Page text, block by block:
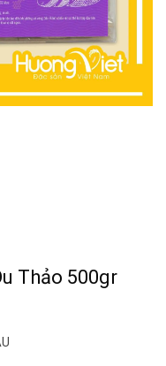
Thảo 500gr